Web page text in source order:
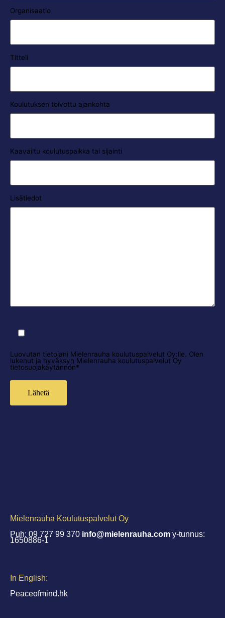
Organisaatio
Titteli
Koulutuksen toivottu ajankohta
Kaavailtu koulutuspaikka tai sijainti
Lisätiedot
Luovutan tietojani Mielenrauha koulutuspalvelut Oy:lle. Olen
lukenut ja hyväksyn Mielenrauha koulutuspalvelut Oy
tietosuojakäytännön*
Mielenrauha Koulutuspalvelut Oy
Puh: 09 727 99 370 info@mielenrauha.com y-tunnus:
1650886-1
In English:
Peaceofmind.hk